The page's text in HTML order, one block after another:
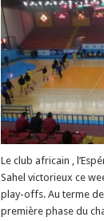
Le club africain ,
Sahel victorieux ce
play-offs. Au terme
première phase du